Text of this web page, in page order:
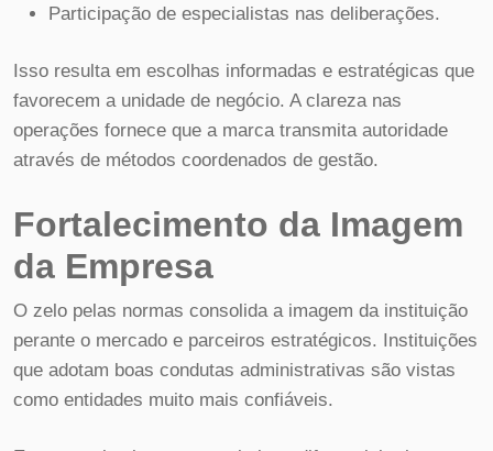
Participação de especialistas nas deliberações.
Isso resulta em escolhas informadas e estratégicas que
favorecem a unidade de negócio. A clareza nas
operações fornece que a marca transmita autoridade
através de métodos coordenados de gestão.
Fortalecimento da Imagem
da Empresa
O zelo pelas normas consolida a imagem da instituição
perante o mercado e parceiros estratégicos. Instituições
que adotam boas condutas administrativas são vistas
como entidades muito mais confiáveis.